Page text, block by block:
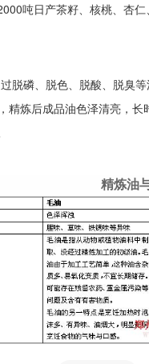
产茶籽、核桃、杏仁、
脱磷、脱色、脱酸、脱臭
精炼后成品油色泽清亮，长
精炼油